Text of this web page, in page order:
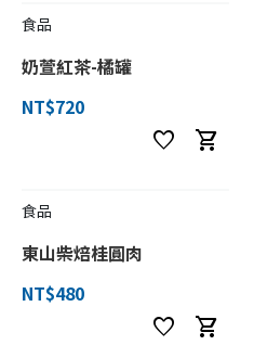
食品
奶萱紅茶-橘罐
NT$720
favorite shopping_cart
食品
東山柴焙桂圓肉
NT$480
favorite shopping_cart